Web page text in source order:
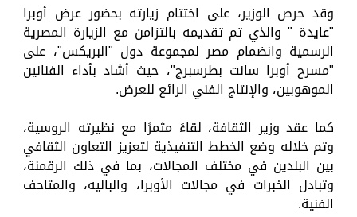
وقد حرص الوزير، على اختتام زيارته بحضور عرض أوبرا
"عايدة " والذي تم تقديمه بالتزامن مع الزيارة المصرية
الرسمية وانضمام مصر لمجموعة دول "البريكس"، على
"مسرح أوبرا سانت بطرسبرج"، حيث أشاد بأداء الفنانين
الموهوبين، والإنتاج الفني الرائع للعرض.
كما عقد وزير الثقافة، لقاءً مثمرًا مع نظيرته الروسية،
وتم خلاله وضع الخطط التنفيذية لتعزيز التعاون الثقافي
بين البلدين في مختلف المجالات، بما في ذلك الرقمنة،
وتبادل الخبرات في مجالات الأوبرا، والباليه، والمتاحف
الفنية.